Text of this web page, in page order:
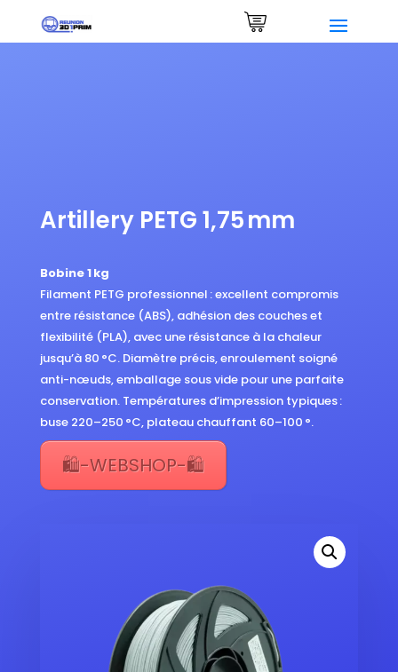
Artillery PETG 1,75 mm
Bobine 1 kg
Filament PETG professionnel : excellent compromis
entre résistance (ABS), adhésion des couches et
flexibilité (PLA), avec une résistance à la chaleur
jusqu’à 80 °C. Diamètre précis, enroulement soigné
anti-nœuds, emballage sous vide pour une parfaite
conservation. Températures d’impression typiques :
buse 220–250 °C, plateau chauffant 60–100 °.
🛍️-WEBSHOP-🛍️